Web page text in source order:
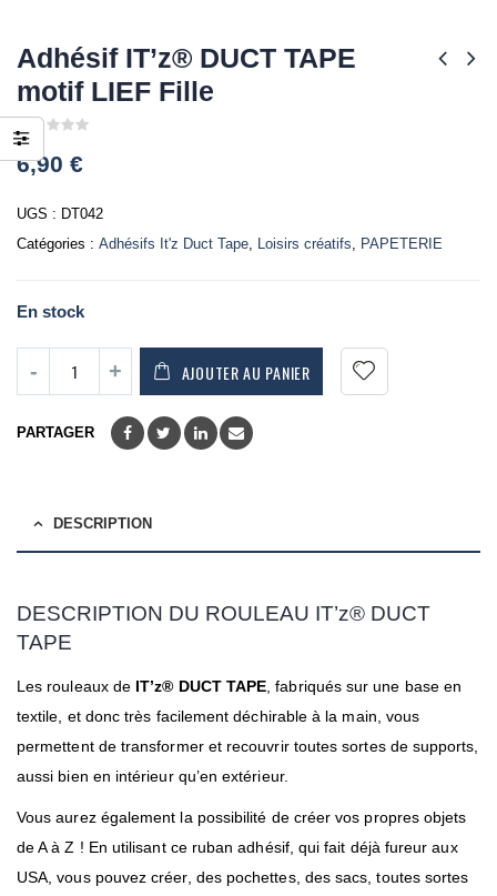
Adhésif IT’z® DUCT TAPE
motif LIEF Fille
0
out
of
6,90 €
UGS : DT042
Catégories : Adhésifs It'z Duct Tape Loisirs créatifs PAPETERIE
En stock
AJOUTER AU PANIER
PARTAGER
DESCRIPTION
DESCRIPTION DU ROULEAU IT’z® DUCT
TAPE
Les rouleaux de IT’z® DUCT TAPE , fabriqués sur une base en
textile, et donc très facilement déchirable à la main, vous
permettent de transformer et recouvrir toutes sortes de supports,
aussi bien en intérieur qu’en extérieur.
Vous aurez également la possibilité de créer vos propres objets
de A à Z ! En utilisant ce ruban adhésif, qui fait déjà fureur aux
USA, vous pouvez créer, des pochettes, des sacs, toutes sortes